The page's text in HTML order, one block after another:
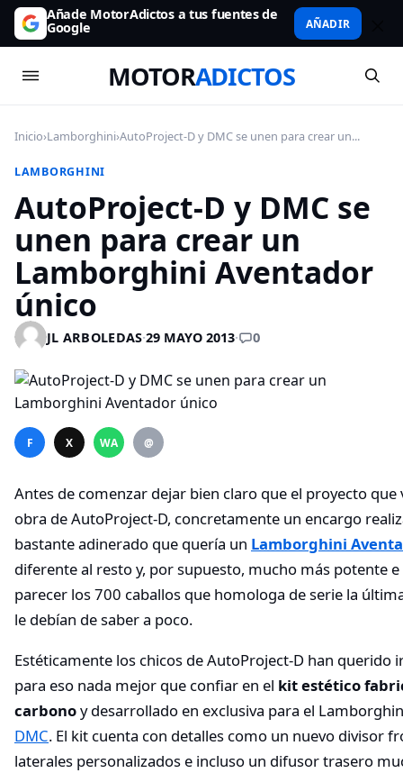
Añade MotorAdictos a tus fuentes de
Google AÑADIR
MOTORADICTOS
Inicio›Lamborghini›AutoProject-D y DMC se unen para crear un...
LAMBORGHINI
AutoProject-D y DMC se
unen para crear un
Lamborghini Aventador
único
JL ARBOLEDAS·29 MAYO 2013· 0
F X WA @
Antes de comenzar dejar bien claro que el proyecto que
obra de AutoProject-D, concretamente un encargo
bastante adinerado que quería un Lamborghini
diferente al resto y, por supuesto, mucho más potente
parecer los 700 caballos que homologa de serie la
le debían de saber a poco.
Estéticamente los chicos de AutoProject-D han querido
para eso nada mejor que confiar en el kit estético
carbonoy desarrollado en exclusiva para el
DMC. El kit cuenta con detalles como un nuevo divisor
laterales personalizados e incluso un difusor trasero